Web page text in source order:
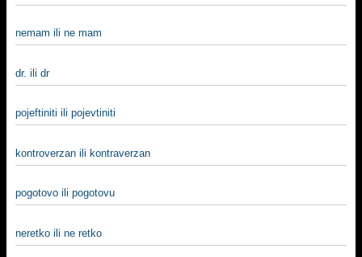
nemam ili ne mam
dr. ili dr
pojeftiniti ili pojevtiniti
kontroverzan ili kontraverzan
pogotovo ili pogotovu
neretko ili ne retko